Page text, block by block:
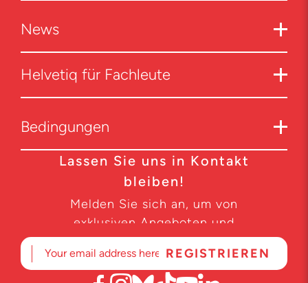
News
Helvetiq für Fachleute
Bedingungen
Lassen Sie uns in Kontakt
bleiben!
Melden Sie sich an, um von
exklusiven Angeboten und
Produktneuheiten zu erfahren.